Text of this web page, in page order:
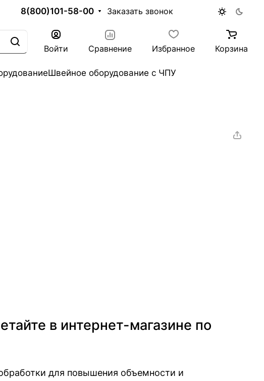
8(800)101-58-00 Заказать звонок
Войти Сравнение Избранное Корзина
Швейное оборудование с ЧПУ
в интернет-магазине по
для повышения объемности и